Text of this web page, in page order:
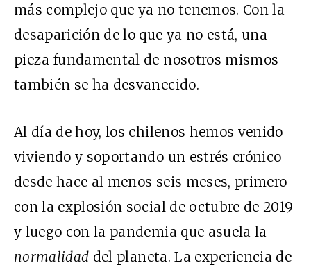
más complejo que ya no tenemos. Con la
desaparición de lo que ya no está, una
pieza fundamental de nosotros mismos
también se ha desvanecido.
Al día de hoy, los chilenos hemos venido
viviendo y soportando un estrés crónico
desde hace al menos seis meses, primero
con la explosión social de octubre de 2019
y luego con la pandemia que asuela la
normalidad del planeta. La experiencia de